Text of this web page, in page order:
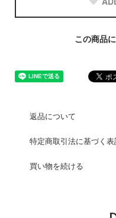
この商品
返品について
特定商取引法に基づく表
買い物を続ける